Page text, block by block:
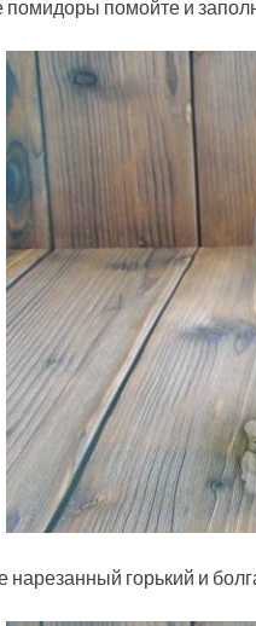
помойте и
нарезанный горький и